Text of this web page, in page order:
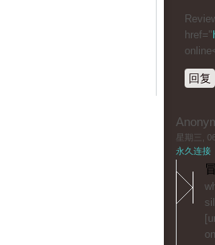
href="
回复
星期三,
永久连接